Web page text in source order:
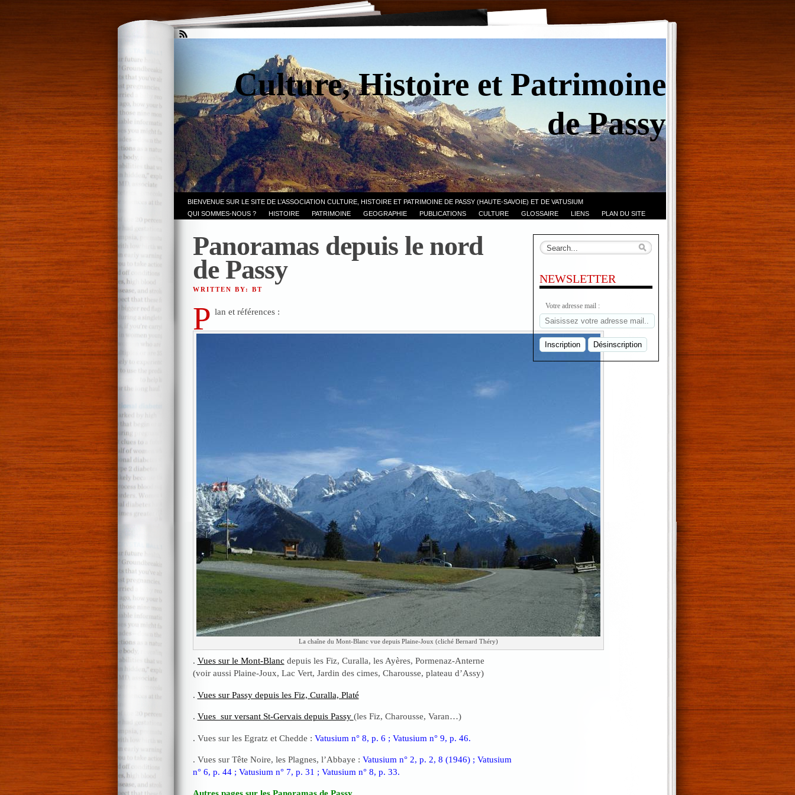
Culture, Histoire et Patrimoine
de Passy
BIENVENUE SUR LE SITE DE L’ASSOCIATION CULTURE, HISTOIRE ET PATRIMOINE DE PASSY (HAUTE-SAVOIE) ET DE VATUSIUM
QUI SOMMES-NOUS ?
HISTOIRE PATRIMOINE GEOGRAPHIE PUBLICATIONS CULTURE GLOSSAIRE LIENS PLAN DU SITE
Panoramas depuis le nord
de Passy
WRITTEN BY: BT
P lan et références :
La chaîne du Mont-Blanc vue depuis Plaine-Joux (cliché Bernard Théry)
. Vues sur le Mont-Blanc depuis les Fiz, Curalla, les Ayères, Pormenaz-Anterne
(voir aussi Plaine-Joux, Lac Vert, Jardin des cimes, Charousse, plateau d’Assy)
. Vues sur Passy depuis les Fiz, Curalla, Platé
. Vues sur versant St-Gervais depuis Passy (les Fiz, Charousse, Varan…)
. Vues sur les Egratz et Chedde : Vatusium n° 8, p. 6 ; Vatusium n° 9, p. 46.
. Vues sur Tête Noire, les Plagnes, l’Abbaye : Vatusium n° 2, p. 2, 8 (1946) ; Vatusium
n° 6, p. 44 ; Vatusium n° 7, p. 31 ; Vatusium n° 8, p. 33.
NEWSLETTER
Votre adresse mail :